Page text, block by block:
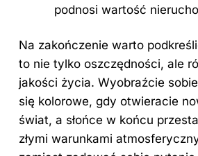
podnosi wartość
Na zakończenie warto
to nie tylko oszczędności, ale
jakości życia. Wyobraźcie
się kolorowe, gdy otwieracie
świat, a słońce w końcu
złymi warunkami